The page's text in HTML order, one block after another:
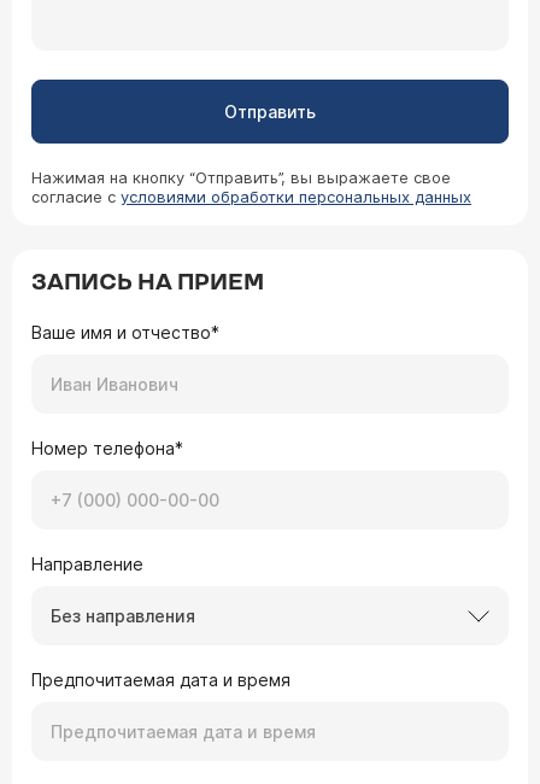
Отправить
Нажимая на кнопку “Отправить”, вы выражаете свое
согласие с условиями обработки персональных данных
ЗАПИСЬ НА ПРИЕМ
Ваше имя и отчество*
Номер телефона*
Направление
Без направления
Предпочитаемая дата и время